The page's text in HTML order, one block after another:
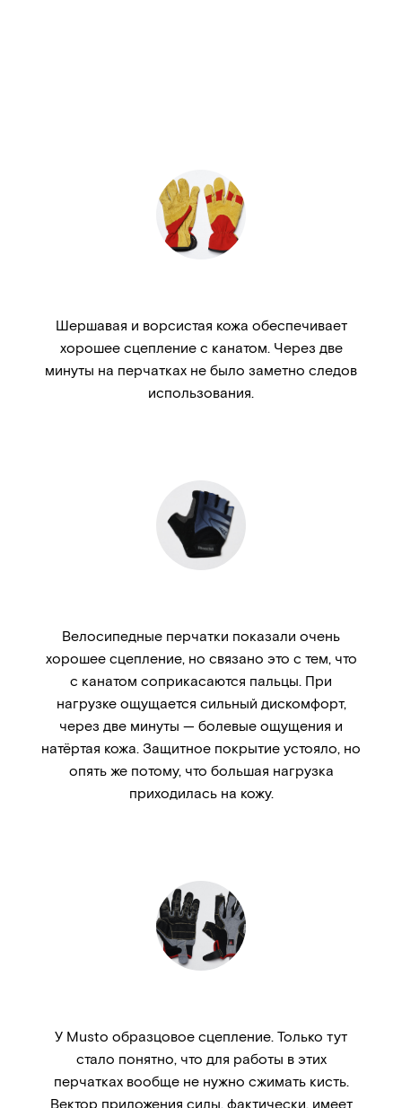
Шершавая и ворсистая кожа обеспечивает
хорошее сцепление с канатом. Через две
минуты на перчатках не было заметно следов
использования.
Велосипедные перчатки показали очень
хорошее сцепление, но связано это с тем, что
с канатом соприкасаются пальцы. При
нагрузке ощущается сильный дискомфорт,
через две минуты — болевые ощущения и
натёртая кожа. Защитное покрытие устояло, но
опять же потому, что большая нагрузка
приходилась на кожу.
У Musto образцовое сцепление. Только тут
стало понятно, что для работы в этих
перчатках вообще не нужно сжимать кисть.
Вектор приложения силы, фактически, имеет